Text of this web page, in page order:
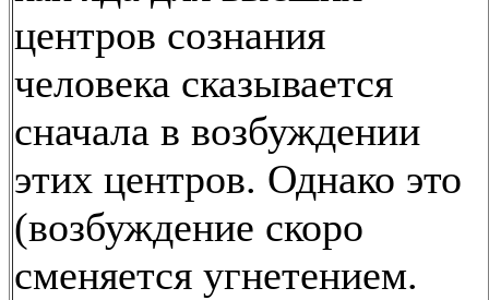
центров сознания
человека сказывается
сначала в возбуждении
этих центров. Однако это
(возбуждение скоро
сменяется угнетением.